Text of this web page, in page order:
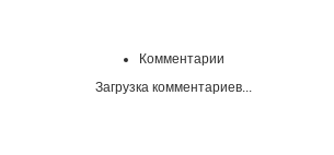
Комментарии
Загрузка комментариев...